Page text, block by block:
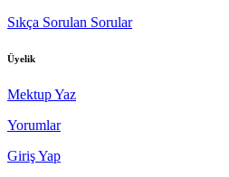
Sıkça Sorulan Sorular
Üyelik
Mektup Yaz
Yorumlar
Giriş Yap